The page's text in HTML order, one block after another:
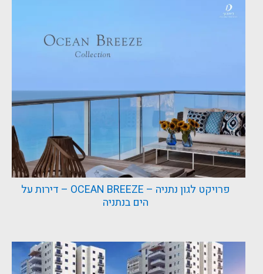
פרויקט לגון נתניה – OCEAN BREEZE – דירות על
הים בנתניה